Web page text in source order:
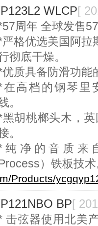
WLCP[
周年 全球发售
严格优选美国阿拉
彻底干燥。
优质具备防滑功能
在高档的钢琴里
。
黑胡桃榔头木，
。
纯净的音质来
）铁板技
Products/
BP[
击弦器使用北美